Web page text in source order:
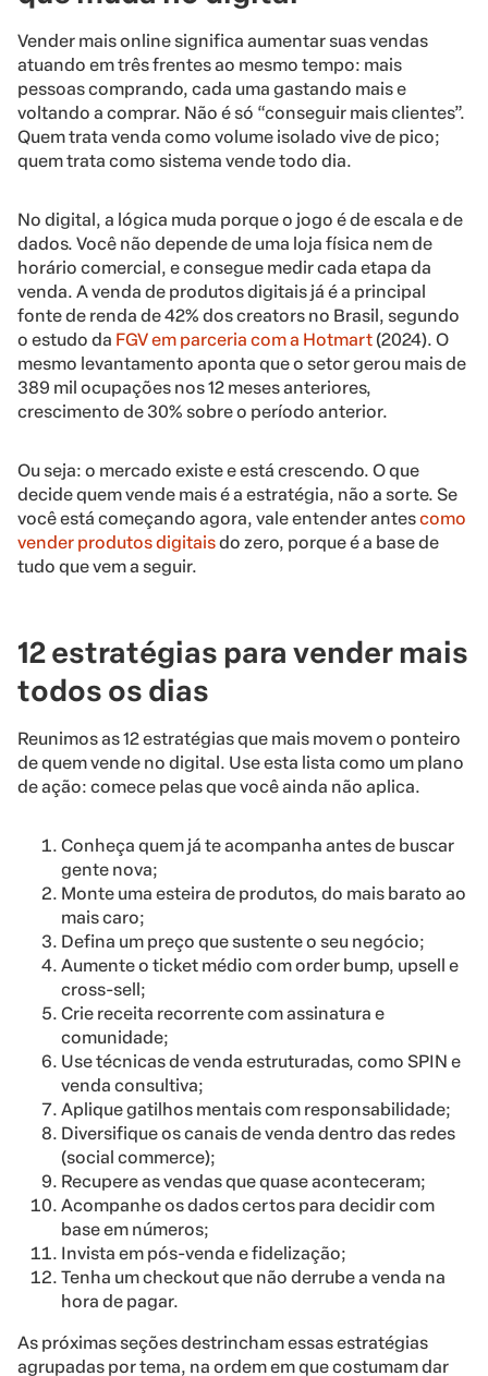
Vender mais online significa aumentar suas vendas
atuando em três frentes ao mesmo tempo: mais
pessoas comprando, cada uma gastando mais e
voltando a comprar. Não é só “conseguir mais clientes”.
Quem trata venda como volume isolado vive de pico;
quem trata como sistema vende todo dia.
No digital, a lógica muda porque o jogo é de escala e de
dados. Você não depende de uma loja física nem de
horário comercial, e consegue medir cada etapa da
venda. A venda de produtos digitais já é a principal
fonte de renda de 42% dos creators no Brasil, segundo
o estudo da FGV em parceria com a Hotmart (2024). O
mesmo levantamento aponta que o setor gerou mais de
389 mil ocupações nos 12 meses anteriores,
crescimento de 30% sobre o período anterior.
Ou seja: o mercado existe e está crescendo. O que
decide quem vende mais é a estratégia, não a sorte. Se
você está começando agora, vale entender antescomo
vender produtos digitaisdo zero, porque é a base de
tudo que vem a seguir.
12 estratégias para vender mais
todos os dias
Reunimos as 12 estratégias que mais movem o ponteiro
de quem vende no digital. Use esta lista como um plano
de ação: comece pelas que você ainda não aplica.
Conheça quem já te acompanha antes de buscar
gente nova;
Monte uma esteira de produtos, do mais barato ao
mais caro;
Defina um preço que sustente o seu negócio;
Aumente o ticket médio com order bump, upsell e
cross-sell;
Crie receita recorrente com assinatura e
comunidade;
Use técnicas de venda estruturadas, como SPIN e
venda consultiva;
Aplique gatilhos mentais com responsabilidade;
Diversifique os canais de venda dentro das redes
(social commerce);
Recupere as vendas que quase aconteceram;
Acompanhe os dados certos para decidir com
base em números;
Invista em pós-venda e fidelização;
Tenha um checkout que não derrube a venda na
hora de pagar.
As próximas seções destrincham essas estratégias
agrupadas por tema, na ordem em que costumam dar